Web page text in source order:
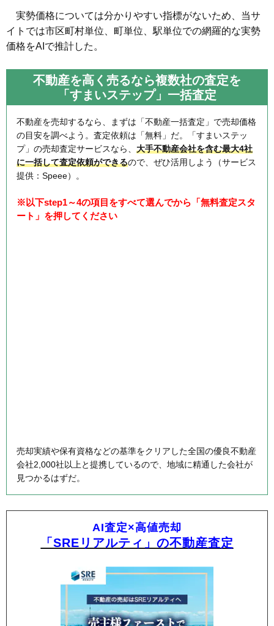
実勢価格については分かりやすい指標がないため、当サ
イトでは市区町村単位、町単位、駅単位での網羅的な実勢
価格をAIで推計した。
不動産を高く売るなら複数社の査定を
「すまいステップ」一括査定
不動産を売却するなら、まずは「不動産一括査定」で売却価格
の目安を調べよう。査定依頼は「無料」だ。「すまいステッ
プ」の売却査定サービスなら、 大手不動産会社を含む最大4社
に一括して査定依頼ができるので、ぜひ活用しよう（サービス
提供：Speee）。
※以下step1～4の項目をすべて選んでから「無料査定スタ
ート」を押してください
売却実績や保有資格などの基準をクリアした全国の優良不動産
会社2,000社以上と提携しているので、地域に精通した会社が
見つかるはずだ。
AI査定×高値売却
「SREリアルティ」の不動産査定